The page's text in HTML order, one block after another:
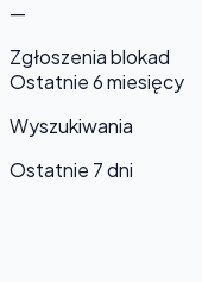
—
Zgłoszenia blokad
Ostatnie 6 miesięcy
Wyszukiwania
Ostatnie 7 dni